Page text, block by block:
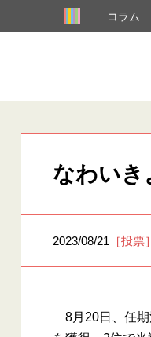
コラム
なわい
2023/08/21 ［投票］
8月20日、任期